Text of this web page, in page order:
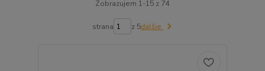
Zobrazujem 1-15 z 74
strana z 5ďalšie